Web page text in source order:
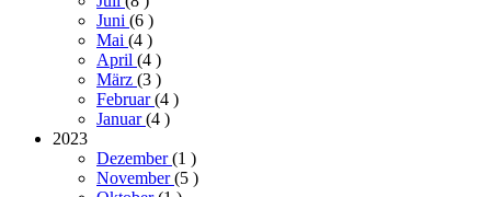
Juni (6 )
Mai (4 )
April (4 )
März (3 )
Februar(4 )
Januar(4 )
2023
Dezember(1 )
November(5 )